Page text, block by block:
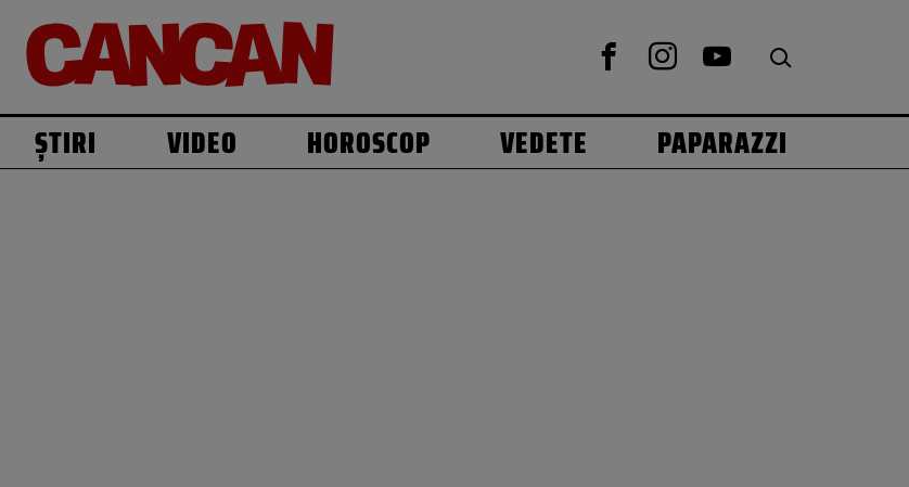
ȘTIRI VIDEO HOROSCOP VEDETE PAPARAZZI